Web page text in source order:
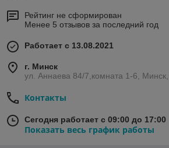
Рейтинг не сформирован
Менее 5 отзывов за последний год
Работает с 13.08.2021
г. Минск
ул. Аннаева 84/7,комната 1-6,
Контакты
Сегодня работает с 09:00 до 17:00
Показать весь график работы